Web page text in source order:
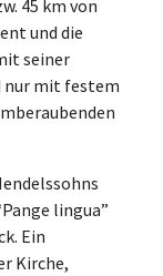
45 km von
und die
seiner
nur mit festem
lingua”
Ein
Kirche,